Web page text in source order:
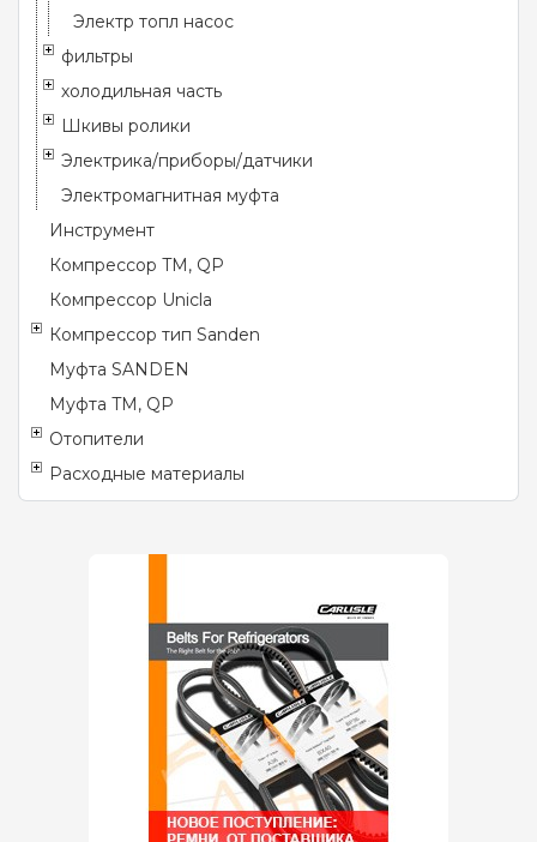
Электр топл насос
фильтры
холодильная часть
Шкивы ролики
Электрика/приборы/датчики
Электромагнитная муфта
Инструмент
Компрессор TM, QP
Компрессор Unicla
Компрессор тип Sanden
Муфта SANDEN
Муфта TM, QP
Отопители
Расходные материалы